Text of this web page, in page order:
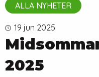
ALLA NYHETER
19 jun 2025
2025